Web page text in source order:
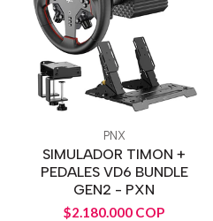
PNX
SIMULADOR TIMON +
PEDALES VD6 BUNDLE
GEN2 - PXN
$2.180.000 COP